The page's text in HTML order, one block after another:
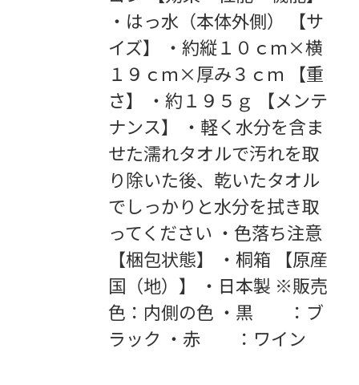
・はっ水（本体外側） 【サ
イズ】 ・約縦１０ｃｍ×横
１９ｃｍ×厚み３ｃｍ 【重
さ】 ・約１９５ｇ 【メンテ
ナンス】 ・軽く水分を含ま
せた濡れタオルで汚れを取
り除いた後、乾いたタオル
でしっかりと水分を拭き取
ってください ・色落ち注意
【梱包状態】 ・桐箱 【原産
国（地）】 ・日本製 ※販売
色：内側の色 ・黒 ：ブ
ラック ・赤 ：ワイン